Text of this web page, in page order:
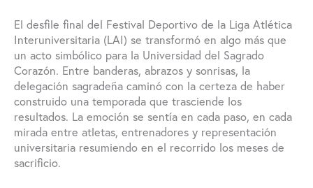
El desfile final del Festival Deportivo de la Liga Atlética
Interuniversitaria (LAI) se transformó en algo más que
un acto simbólico para la Universidad del Sagrado
Corazón. Entre banderas, abrazos y sonrisas, la
delegación sagradeña caminó con la certeza de haber
construido una temporada que trasciende los
resultados. La emoción se sentía en cada paso, en cada
mirada entre atletas, entrenadores y representación
universitaria resumiendo en el recorrido los meses de
sacrificio.